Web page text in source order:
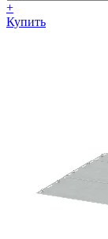
+
Купить